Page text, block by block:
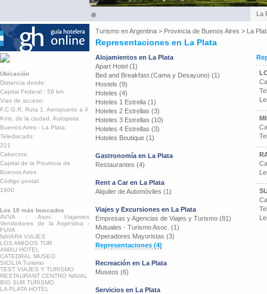
La
Turismo enArgentina > Provincia de Buenos Aires > La
Representaciones en La Plata
Ubicación
Distancia desde:
Capital Federal : 59 km
Vias de acceso:
F.C.G.R. Ruta 1. Aeropuerto a 4
Kms. de la ciudad. Autopista
Buenos Aires - La Plata.
Telediscado:
221
Cabecera:
Capital de la Provincia de
Buenos Aires
Código postal:
1900
Los 10 más buscados
AVVA - Asoc. Viajantes
Vendedores de la Argentina -
FUVA
NAIARA VIAJES
LOS AMIGOS TUR
AMAU HOTEL
CATEDRAL MUSEO
SICILIA Turismo
TEST VIAJES Y TURISMO
RESTAURANT CENTRO NAVAL
BIG SUR TURISMO
LA PLATA HOTEL
Alojamientos en La Plata
Apart Hotel (1)
Bed and Breakfast (Cama y Desayuno) (1)
Hostels (9)
Hoteles (4)
Hoteles 1 Estrella (1)
Hoteles 2 Estrellas (3)
Hoteles 3 Estrellas (10)
Hoteles 4 Estrellas (3)
Hoteles Boutique (1)
Gastronomía en La Plata
Restaurantes (4)
Rent a Car en La Plata
Alquiler de Automóviles (1)
Viajes y Excursiones en La Plata
Empresas y Agencias de Viajes y Turismo (81)
Mutuales - Turismo Asoc. (1)
Operadores Mayoristas (3)
Representaciones (4)
Recreación en La Plata
Museos (6)
Servicios en La Plata